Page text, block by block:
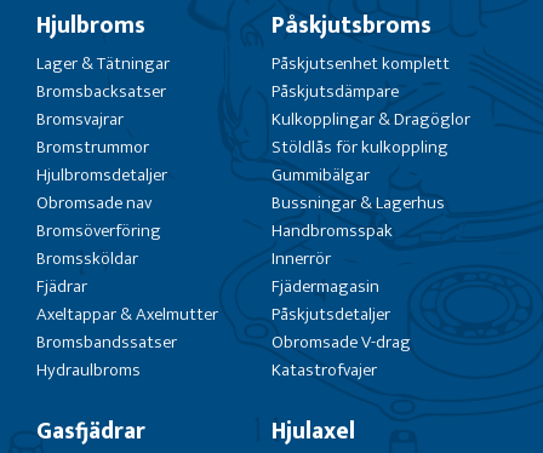
Hjulbroms
Lager & Tätningar
Bromsbacksatser
Bromsvajrar
Bromstrummor
Hjulbromsdetaljer
Obromsade nav
Bromsöverföring
Bromssköldar
Fjädrar
Axeltappar & Axelmutter
Bromsbandssatser
Hydraulbroms
Påskjutsbroms
Påskjutsenhet komplett
Påskjutsdämpare
Kulkopplingar & Dragöglor
Stöldlås för kulkoppling
Gummibälgar
Bussningar & Lagerhus
Handbromsspak
Innerrör
Fjädermagasin
Påskjutsdetaljer
Obromsade V-drag
Katastrofvajer
Gasfjädrar Hjulaxel